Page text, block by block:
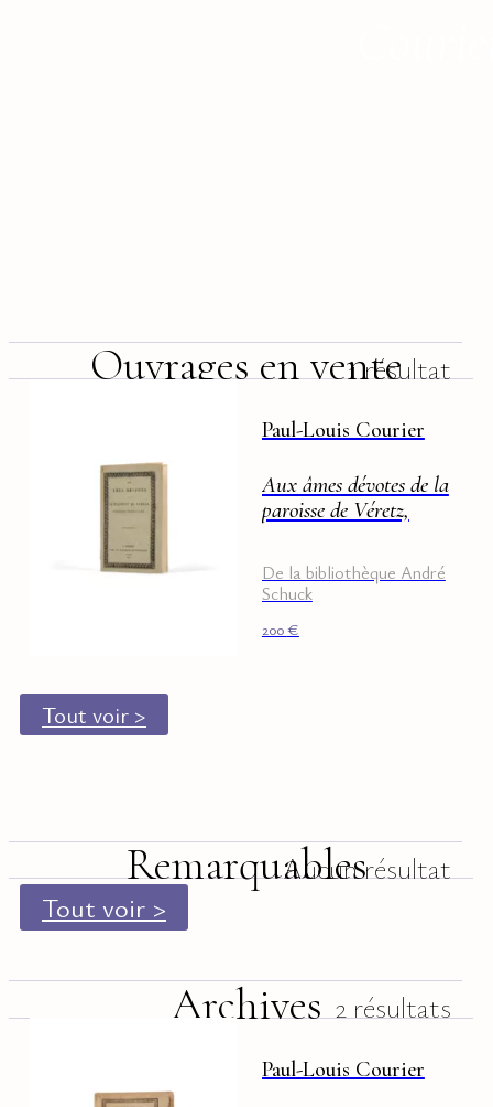
Ouvrages en vente
1 résultat
Paul-Louis Courier
Aux âmes dévotes de la
paroisse de Véretz,
De la bibliothèque André
Schuck
200€
Tout voir >
RemarquablesAucun résultat
Tout voir >
Archives 2 résultats
Paul-Louis Courier